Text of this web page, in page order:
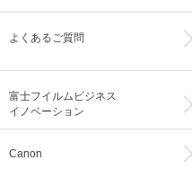
よくあるご質問
富士フイルムビジネス
イノベーション
Canon